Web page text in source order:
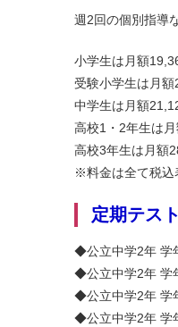
週2回の個別指導
小学生は月額
受験小学生は月額
中学生は月額
高校1・2年生は
高校3年生は月額
※料金は全て税込
定期テス
◆公立中学2年 学
◆公立中学2年 学
◆公立中学2年 学
◆公立中学2年 学